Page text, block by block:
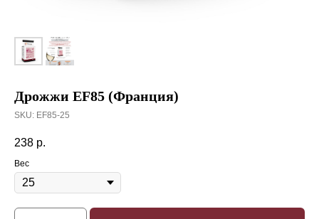
Дрожжи EF85 (Франция)
SKU: EF85-25
238 р.
Вес